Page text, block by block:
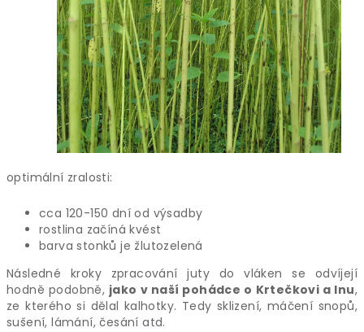
optimální zralosti:
cca 120-150 dní od výsadby
rostlina začíná kvést
barva stonků je žlutozelená
Následné kroky zpracování juty do vláken se odvíjejí
hodně podobně, jako v naší pohádce o Krtečkovi a lnu,
ze kterého si dělal kalhotky. Tedy sklizení, máčení snopů,
sušení, lámání, česání atd.